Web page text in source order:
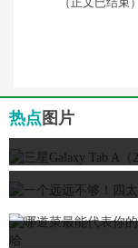
热点 图片